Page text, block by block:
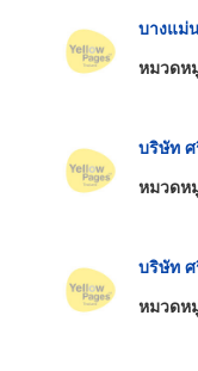
บางแม่
หมวดห
บริษัท
หมวดห
บริษัท
หมวดห